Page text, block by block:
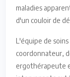
maladies
d'un couloir de
L'équipe de
coordonnateur,
ergothérapeute